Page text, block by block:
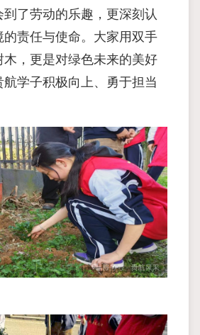
了劳动的乐趣，更深刻认
责任与使命。大家用双手
，更是对绿色未来的美好
学子积极向上、勇于担当